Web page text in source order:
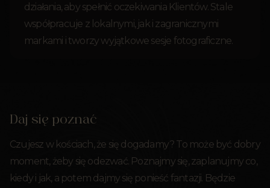
działania, aby spełnić oczekiwania Klientów. Stale
współpracuje z lokalnymi, jak i zagranicznymi
markami i tworzy wyjątkowe sesje fotograficzne.
Daj się poznać
Czujesz w kościach, że się dogadamy? To może być dobry
moment, żeby się odezwać. Poznajmy się, zaplanujmy co,
kiedy i jak, a potem dajmy się ponieść fantazji. Będzie